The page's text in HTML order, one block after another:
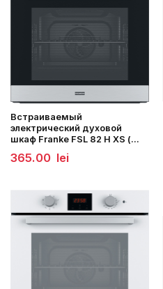
Встраиваемый
электрический духовой
шкаф Franke FSL 82 H XS (...
365.00 lei